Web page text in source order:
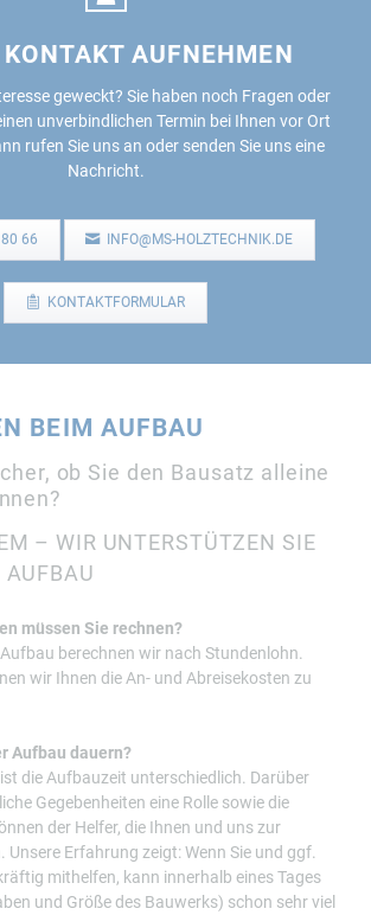
AUFNEHMEN
geweckt? Sie haben noch Fragen oder
unverbindlichen Termin bei Ihnen vor Ort
rufen Sie uns an oder senden Sie uns eine
Nachricht.
66 INFO@MS-HOLZTECHNIK.DE
KONTAKTFORMULAR
BEIM AUFBAU
ob Sie den Bausatz alleine
– WIR UNTERSTÜTZEN SIE
AUFBAU
müssen Sie rechnen?
berechnen wir nach Stundenlohn.
wir Ihnen die An- und Abreisekosten zu
Aufbau dauern?
die Aufbauzeit unterschiedlich. Darüber
Gegebenheiten eine Rolle sowie die
der Helfer, die Ihnen und uns zur
Unsere Erfahrung zeigt: Wenn Sie und ggf.
mithelfen, kann innerhalb eines Tages
und Größe des Bauwerks) schon sehr viel